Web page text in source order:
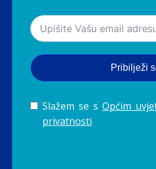
Pribilježi
Slažem se s Općim
privatnosti